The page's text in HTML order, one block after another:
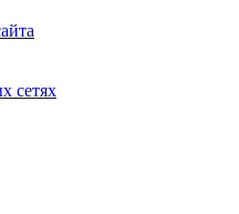
сетях